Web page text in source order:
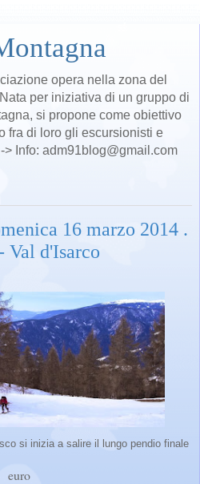
opera nella zona del
per iniziativa di un gruppo di
si propone come obiettivo
fra di loro gli escursionisti e
Info: adm91blog@gmail.com
16 marzo 2014 .
Val d'Isarco
si inizia a salire il lungo pendio finale
euro